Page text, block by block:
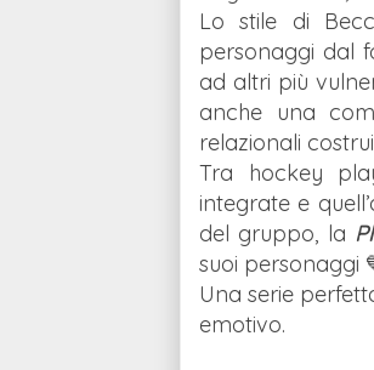
Lo stile di
personaggi dal
ad altri più
anche una
relazionali
Tra hockey
integrate e
del gruppo, la
suoi personaggi
Una serie
emotivo.